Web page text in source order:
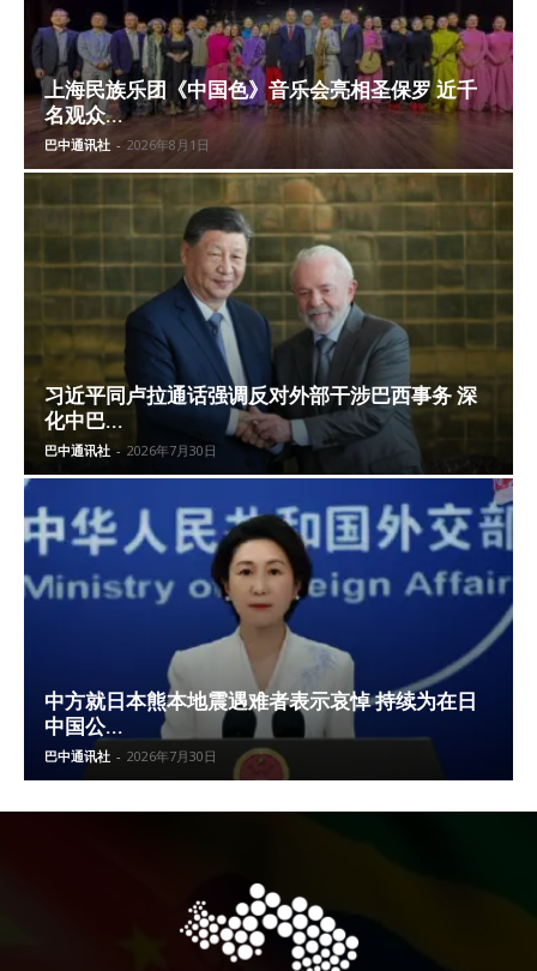
上海民族乐团《中国色》音乐会亮相圣保罗 近千
名观众...
巴中通讯社 - 2026年8月1日
习近平同卢拉通话强调反对外部干涉巴西事务 深
化中巴...
巴中通讯社 - 2026年7月30日
中方就日本熊本地震遇难者表示哀悼 持续为在日
中国公...
巴中通讯社 - 2026年7月30日